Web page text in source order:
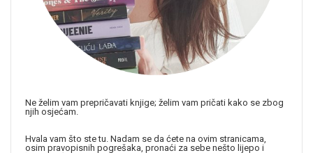
Ne želim vam prepričavati knjige; želim vam pričati kako se zbog
njih osjećam.
Hvala vam što ste tu. Nadam se da ćete na ovim stranicama,
osim pravopisnih pogrešaka, pronaći za sebe nešto lijepo i